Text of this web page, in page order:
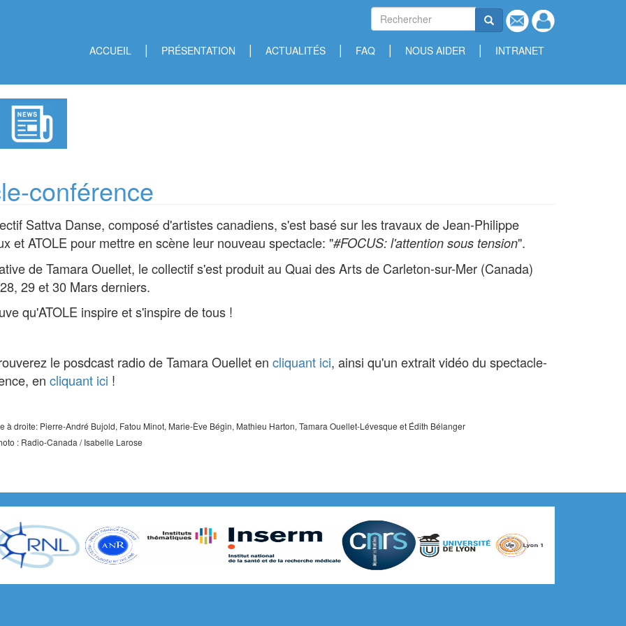
Rechercher
Rechercher
Réseaux
Contact
ACCUEIL PRÉSENTATION ACTUALITÉS FAQ NOUS AIDER INTRANET
conférence
Sattva Danse, composé d'artistes canadiens, s'est basé sur les travaux de Jean-Philippe
et ATOLE pour mettre en scène leur nouveau spectacle: "#FOCUS: l'attention sous tension".
de Tamara Ouellet, le collectif s'est produit au Quai des Arts de Carleton-sur-Mer (Canada)
29 et 30 Mars derniers.
qu'ATOLE inspire et s'inspire de tous !
le posdcast radio de Tamara Ouellet en cliquant ici, ainsi qu'un extrait vidéo du spectacle-
en cliquant ici !
à droite: Pierre-André Bujold, Fatou Minot, Marie-Ève Bégin, Mathieu Harton, Tamara Ouellet-Lévesque et Édith Bélanger
: Radio-Canada / Isabelle Larose